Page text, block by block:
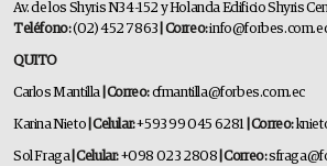
Av. de los Shyris N34-152 y Holanda Edificio Shyris
Teléfono:(02) 452 7863 | Correo:
QUITO
Carlos Mantilla | Correo:cfmantilla@forbes.com.ec
Karina Nieto | Celular:+593 99 045 6281 | Correo:
Sol Fraga| Celular:+098 023 2808 | Correo: